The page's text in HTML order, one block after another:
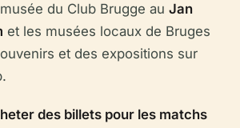
du Club Brugge au Jan
et les musées locaux de Bruges
et des expositions sur
des billets pour les matchs